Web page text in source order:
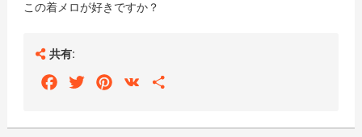
この着メロが好きですか？
共有:
FacebookTwitterPinterest
VK